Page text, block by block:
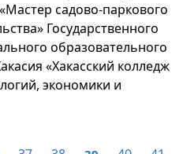
садово-паркового
Государственного
образовательного
«Хакасский колледж
экономики и